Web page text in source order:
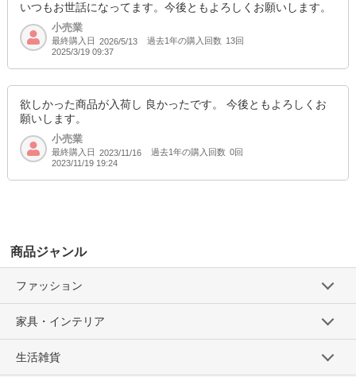
いつもお世話になってます。今後ともよろしくお願いします。
小売業
最終購入日 2026/5/13 過去1年の購入回数 13回
2025/3/19 09:37
欲しかった商品が入荷し 良かったです。 今後ともよろしくお
願いします。
小売業
最終購入日 2023/11/16 過去1年の購入回数 0回
2023/11/19 19:24
商品ジャンル
ファッション
家具・インテリア
生活雑貨